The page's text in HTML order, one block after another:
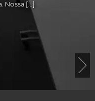
Nossa […]